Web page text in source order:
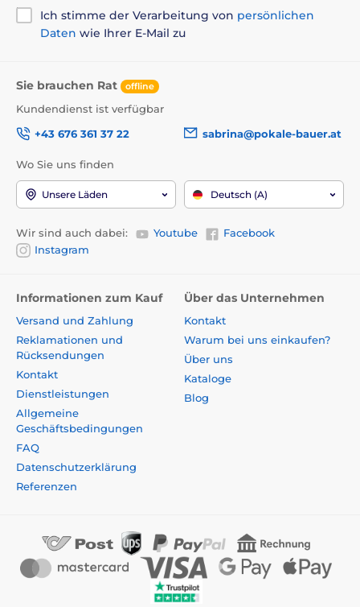
Ich stimme der Verarbeitung von persönlichen
Daten wie Ihrer E-Mail zu
Sie brauchen Rat offline
Kundendienst ist verfügbar
+43 676 361 37 22
sabrina@pokale-bauer.at
Wo Sie uns finden
Unsere Läden Deutsch (A)
Wir sind auch dabei: Youtube
Facebook
Instagram
Informationen zum Kauf
Versand und Zahlung
Reklamationen und
Rücksendungen
Kontakt
Dienstleistungen
Allgemeine
Geschäftsbedingungen
FAQ
Datenschutzerklärung
Referenzen
Über das Unternehmen
Kontakt
Warum bei uns einkaufen?
Über uns
Kataloge
Blog